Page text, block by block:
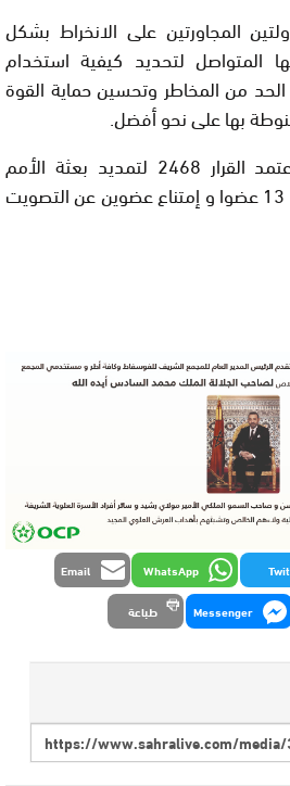
المجاورتين على الانخراط بشكل
المتواصل لتحديد كيفية استخدام
من المخاطر وتحسين حماية القوة
بها على نحو أفضل.
وكان مجلس الأمن قد إعتمد القرار 2468 لتمديد بعثة الأمم
المتحدة في الصحراء بتأييد 13 عضوا و إمتناع عضوين عن التصويت
WhatsApp
Email
Messenger طباعة